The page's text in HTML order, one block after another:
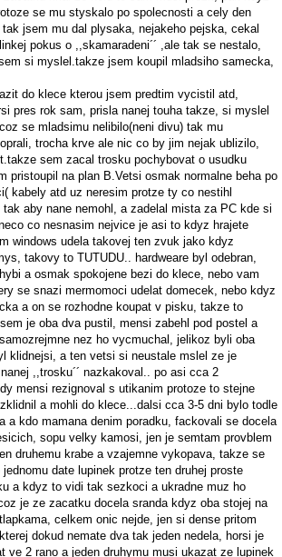
se mu styskalo po spolecnosti a cely den
jsem mu dal plysaka, nejakeho pejska, cekal
pokus o ,,skamaradeni´´ ,ale tak se nestalo,
si myslel.takze jsem koupil mladsiho samecka,
do klece kterou jsem predtim vycistil atd,
pres rok sam, prisla nanej touha takze, si myslel
se mladsimu nelibilo(neni divu) tak mu
trocha krve ale nic co by jim nejak ublizilo,
sem zacal trosku pochybovat o usudku
pristoupil na plan B.Vetsi osmak normalne beha po
kabely atd uz neresim protze ty co nestihl
aby nane nemohl, a zadelal mista za PC kde si
co nesnasim nejvice je asi to kdyz hrajete
windows udela takovej ten zvuk jako kdyz
takovy to TUTUDU.. hardweare byl odebran,
a osmak spokojene bezi do klece, nebo vam
se snazi mermomoci udelat domecek, nebo kdyz
a on se rozhodne koupat v pisku, takze to
je oba dva pustil, mensi zabehl pod postel a
nez ho vycmuchal, jelikoz byli oba
klidnejsi, a ten vetsi si neustale mslel ze je
,,trosku´´ nazkakoval.. po asi cca 2
mensi rezignoval s utikanim protoze to stejne
a mohli do klece...dalsi cca 3-5 dni bylo todle
a kdo mamana denim poradku, fackovali se docela
sopu velky kamosi, jen je semtam provblem
druhemu krabe a vzajemne vykopava, takze se
date lupinek protze ten druhej proste
a kdyz to vidi tak sezkoci a ukradne muz ho
je ze zacatku docela sranda kdyz oba stojej na
celkem onic nejde, jen si dense pritom
dokud nemate dva tak jeden nedela, horsi je
ve 2 rano a jeden druhymu musi ukazat ze lupinek